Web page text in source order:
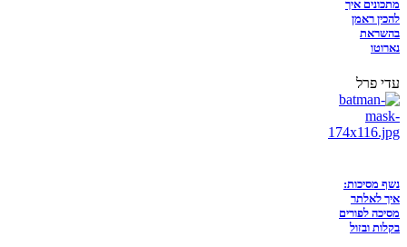
מתכונים איך
להכין ראמן
בהשראת
נארוטו
עדי פרל
נשף מסיכות:
איך לאלתר
מסיכה לפורים
בקלות ובזול